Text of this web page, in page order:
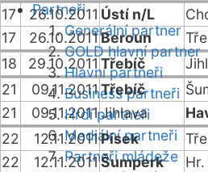
Partneři
Generální partner
GOLD hlavní partner
Hlavní partneři
Business partneři
Hrdí partneři
Mediální partneři
Partneři mládeže
17
26.10.2011 Ústí n/L
17
26.10.2011Beroun
18
29.10.2011 Třebíč
21
09.11.2011Třebíč
21
09.11.2011Jihlava
22
12.11.2011 Písek
22
12.11.2011 Šumperk